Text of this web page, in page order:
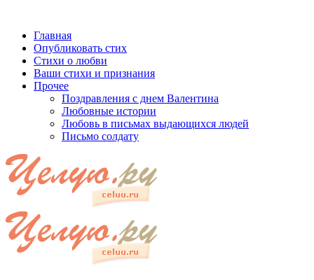
Главная
Опубликовать стих
Стихи о любви
Ваши стихи и признания
Прочее
Поздравления с днем Валентина
Любовные истории
Любовь в письмах выдающихся людей
Письмо солдату